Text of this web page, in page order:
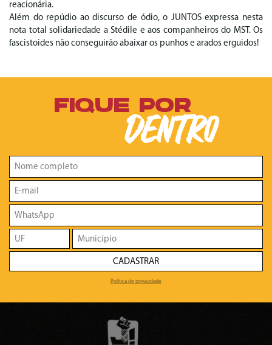
reacionária.
Além do repúdio ao discurso de ódio, o JUNTOS expressa nesta
nota total solidariedade a Stédile e aos companheiros do MST. Os
fascistoides não conseguirão abaixar os punhos e arados erguidos!
FIQUE POR
DENTRO
CADASTRAR
Política de privacidade